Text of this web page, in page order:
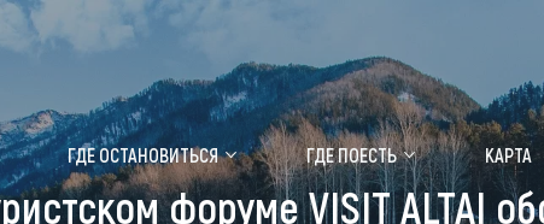
Цветение маральника Медицинский
ГДЕ ОСТАНОВИТЬСЯ ГДЕ ПОЕСТЬ КАРТА
форуме VISIT ALTAI